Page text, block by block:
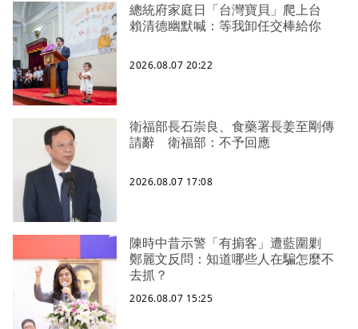
總統府家庭日「台灣寶貝」爬上台
賴清德幽默喊：等我卸任交棒給你
2026.08.07 20:22
衛福部長石崇良、食藥署長姜至剛傳
請辭 衛福部：不予回應
2026.08.07 17:08
陳時中昔示警「有掮客」遭藍圍剿
鄭麗文反問：知道哪些人在騙怎麼不
去抓？
2026.08.07 15:25